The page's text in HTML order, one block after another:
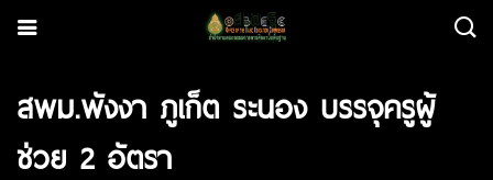
สพม.พังงา ภูเก็ต ระนอง บรรจุครูผู้
ช่วย 2 อัตรา